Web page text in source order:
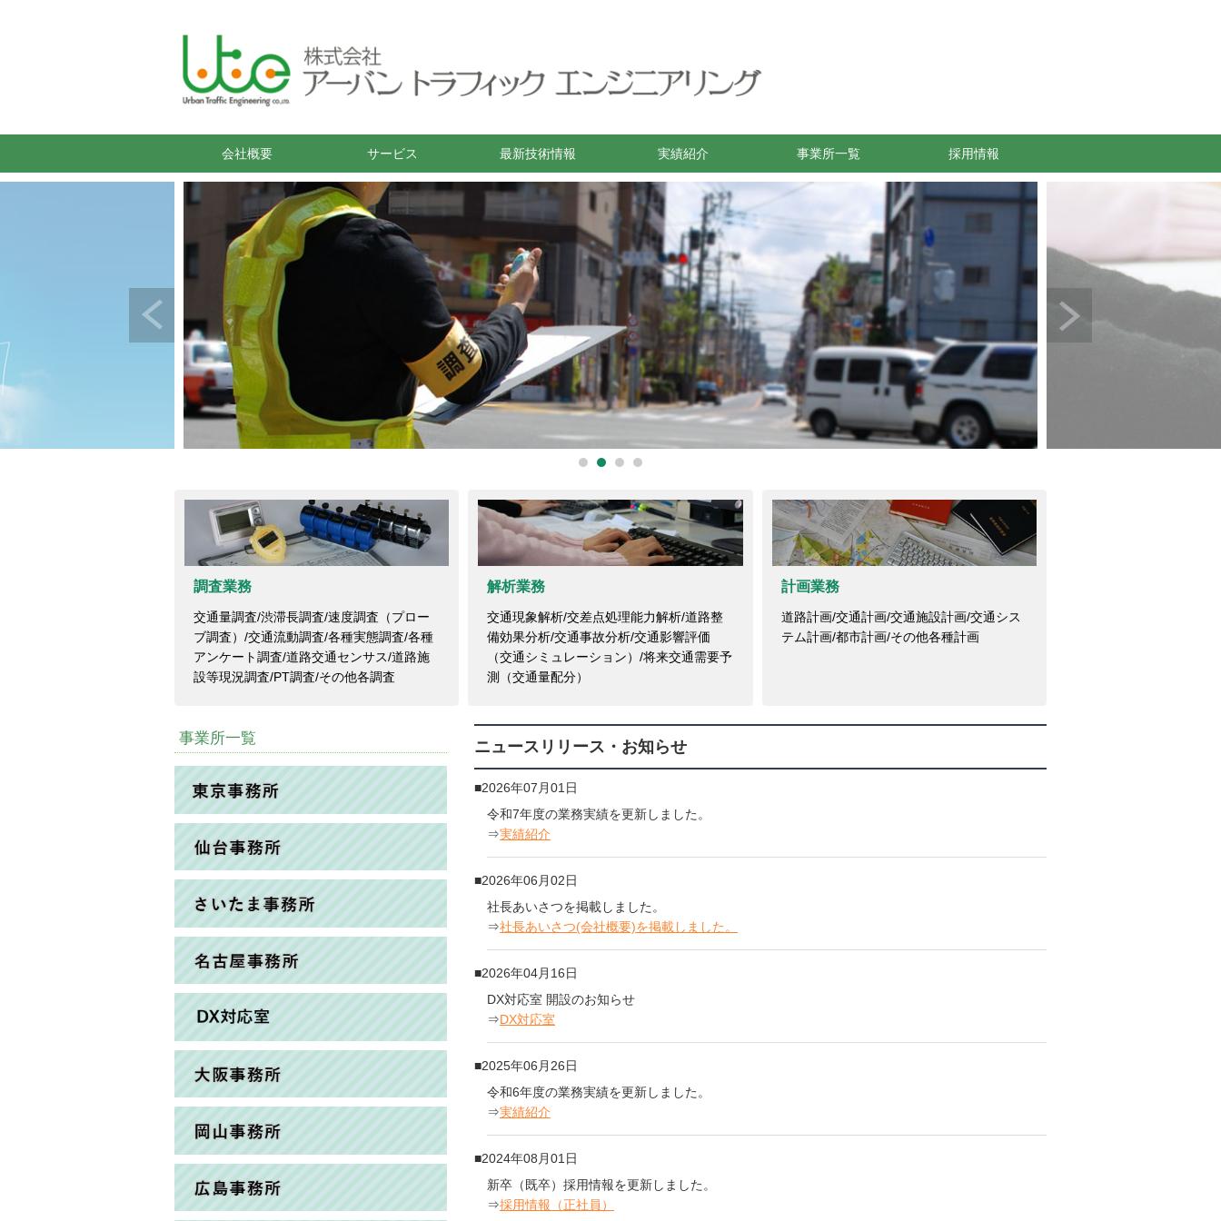
会社概要 サービス 最新技術情報 実績紹介 事業所一覧 採用情報
調査業務
交通量調査/渋滞長調査/速度調査（プロー
ブ調査）/交通流動調査/各種実態調査/各種
アンケート調査/道路交通センサス/道路施
設等現況調査/PT調査/その他各調査
解析業務
交通現象解析/交差点処理能力解析/道路整
備効果分析/交通事故分析/交通影響評価
（交通シミュレーション）/将来交通需要予
測（交通量配分）
計画業務
道路計画/交通計画/交通施設計画/交通シス
テム計画/都市計画/その他各種計画
ニュースリリース・お知らせ
2026年07月01日
令和7年度の業務実績を更新しました。
⇒実績紹介
2026年06月02日
社長あいさつを掲載しました。
⇒社長あいさつ(会社概要)を掲載しました。
2026年04月16日
DX対応室 開設のお知らせ
⇒DX対応室
2025年06月26日
令和6年度の業務実績を更新しました。
⇒実績紹介
2024年08月01日
新卒（既卒）採用情報を更新しました。
⇒採用情報（正社員）
事業所一覧